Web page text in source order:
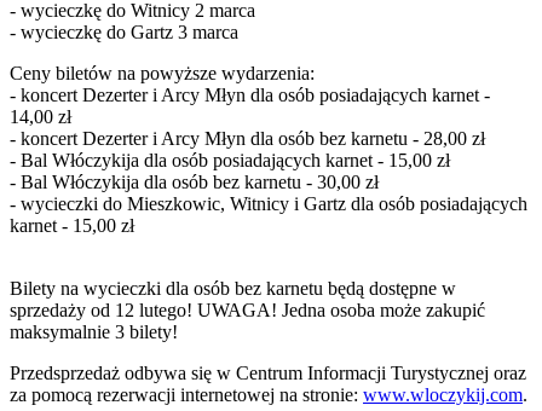
- wycieczkę do Witnicy 2 marca
- wycieczkę do Gartz 3 marca
Ceny biletów na powyższe wydarzenia:
- koncert Dezerter i Arcy Młyn dla osób posiadających karnet -
14,00 zł
- koncert Dezerter i Arcy Młyn dla osób bez karnetu - 28,00 zł
- Bal Włóczykija dla osób posiadających karnet - 15,00 zł
- Bal Włóczykija dla osób bez karnetu - 30,00 zł
- wycieczki do Mieszkowic, Witnicy i Gartz dla osób posiadających
karnet - 15,00 zł
Bilety na wycieczki dla osób bez karnetu będą dostępne w
sprzedaży od 12 lutego! UWAGA! Jedna osoba może zakupić
maksymalnie 3 bilety!
Przedsprzedaż odbywa się w Centrum Informacji Turystycznej oraz
za pomocą rezerwacji internetowej na stronie: www.wloczykij.com.